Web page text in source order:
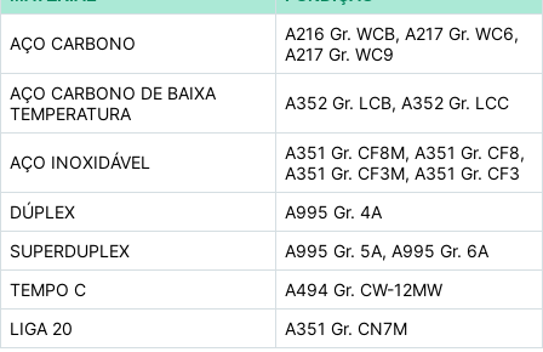
AÇO CARBONO
A216 Gr. WCB, A217 Gr. WC6,
A217 Gr. WC9
AÇO CARBONO DE BAIXA
TEMPERATURA
A352 Gr. LCB, A352 Gr. LCC
AÇO INOXIDÁVEL
A351 Gr. CF8M, A351 Gr. CF8,
A351 Gr. CF3M, A351 Gr. CF3
DÚPLEX
A995 Gr. 4A
SUPERDUPLEX
A995 Gr. 5A, A995 Gr. 6A
TEMPO C
A494 Gr. CW-12MW
LIGA 20
A351 Gr. CN7M